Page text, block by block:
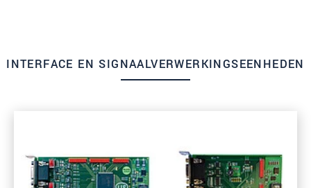
INTERFACE EN SIGNAALVERWERKINGSEENHEDEN